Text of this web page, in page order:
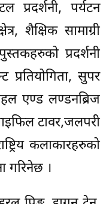
प्रदर्शनी, पर्यटन
शैक्षिक सामाग्री
प्रदर्शनी
प्रतियोगिता, सुपर
एण्ड लण्डनब्रिज
टावर,जलपरी
कलाकारहरुको
गरिनेछ ।